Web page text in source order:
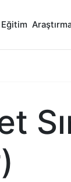
Eğitim